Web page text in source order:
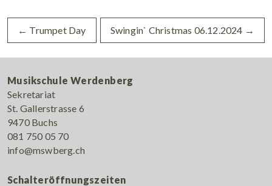
← Trumpet Day Swingin` Christmas 06.12.2024 →
Musikschule Werdenberg
Sekretariat
St. Gallerstrasse 6
9470 Buchs
081 750 05 70
info@mswberg.ch
Schalteröffnungszeiten